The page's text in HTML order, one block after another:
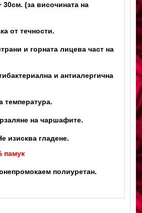
30см. (за височината на
от течности.
и горната лицева част на
и антиалергична
температура.
на чаршафите.
изисква гладене.
памук
полиуретан.